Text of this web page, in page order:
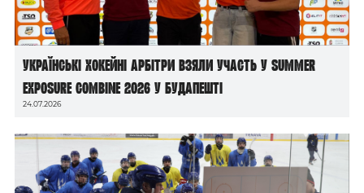
Українські хокейні арбітри взяли участь у Summer
Exposure Combine 2026 у Будапешті
24.07.2026